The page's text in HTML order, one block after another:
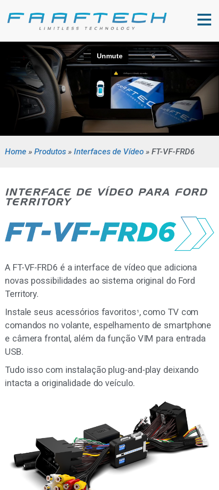
Home » Produtos » Interfaces de Vídeo » FT-VF-FRD6
INTERFACE DE VÍDEO PARA FORD
TERRITORY
A FT-VF-FRD6 é a interface de vídeo que adiciona
novas possibilidades ao sistema original do Ford
Territory.
Instale seus acessórios favoritos¹, como TV com
comandos no volante, espelhamento de smartphone
e câmera frontal, além da função VIM para entrada
USB.
Tudo isso com instalação plug-and-play deixando
intacta a originalidade do veículo.